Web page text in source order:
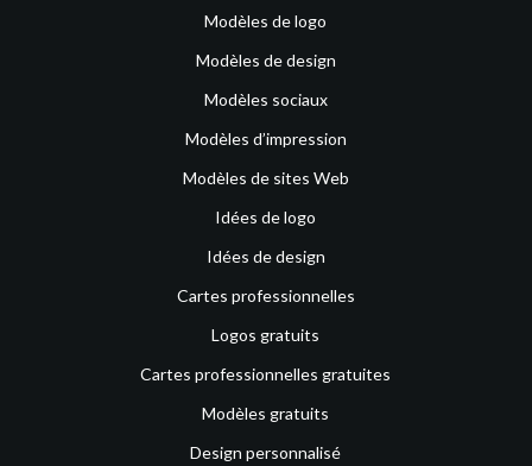
Modèles de logo
Modèles de design
Modèles sociaux
Modèles d’impression
Modèles de sites Web
Idées de logo
Idées de design
Cartes professionnelles
Logos gratuits
Cartes professionnelles gratuites
Modèles gratuits
Design personnalisé